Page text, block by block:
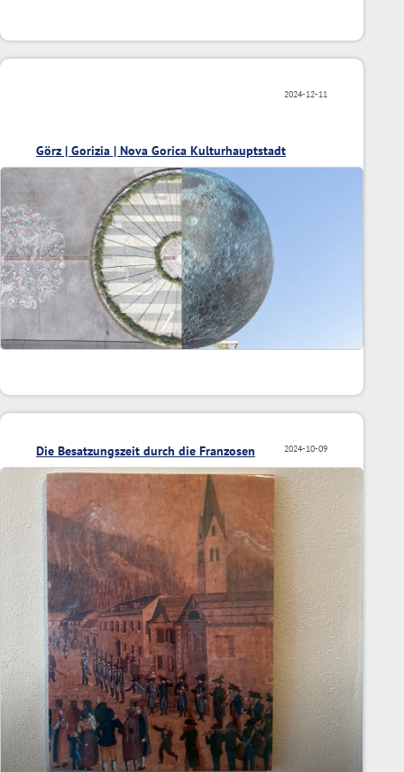
2024-12-11
Görz | Gorizia | Nova Gorica Kulturhauptstadt
2024-10-09
Die Besatzungszeit durch die Franzosen